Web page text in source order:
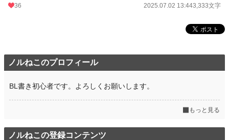
36 2025.07.02 13:443,333文字
ノルねこのプロフィール
BL書き初心者です。よろしくお願いします。
もっと見る
ノルねこの登録コンテンツ